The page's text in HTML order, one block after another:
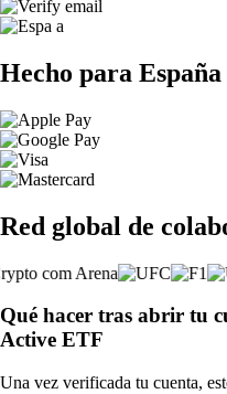
Hecho para España
Red global de
Qué hacer tras abrir tu
Active ETF
Una vez verificada tu cuenta,